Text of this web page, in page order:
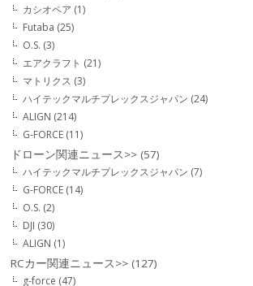
カシオペア (1)
Futaba (25)
O.S. (3)
エアクラフト (21)
マトリクス (3)
ハイテックマルチプレックスジャパン (24)
ALIGN (214)
G-FORCE (11)
ドローン関連ニュース>> (57)
ハイテックマルチプレックスジャパン (7)
G-FORCE (14)
O.S. (2)
DJI (30)
ALIGN (1)
RCカー関連ニュース>> (127)
g-force (47)